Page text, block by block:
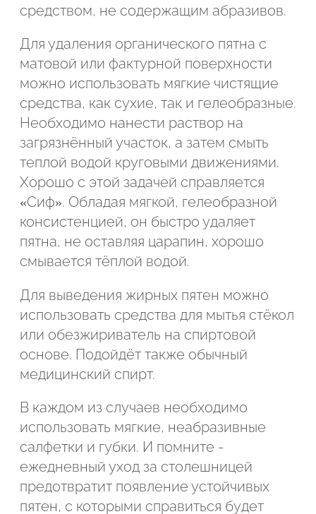
средством, не содержащим абразивов.
Для удаления органического пятна с
матовой или фактурной поверхности
можно использовать мягкие чистящие
средства, как сухие, так и гелеобразные.
Необходимо нанести раствор на
загрязнённый участок, а затем смыть
теплой водой круговыми движениями.
Хорошо с этой задачей справляется
«Сиф». Обладая мягкой, гелеобразной
консистенцией, он быстро удаляет
пятна, не оставляя царапин, хорошо
смывается тёплой водой.
Для выведения жирных пятен можно
использовать средства для мытья стёкол
или обезжириватель на спиртовой
основе. Подойдёт также обычный
медицинский спирт.
В каждом из случаев необходимо
использовать мягкие, неабразивные
салфетки и губки. И помните -
ежедневный уход за столешницей
предотвратит появление устойчивых
пятен, с которыми справиться будет